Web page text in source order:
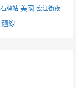
石牌站 美國 臨江街夜
麵線